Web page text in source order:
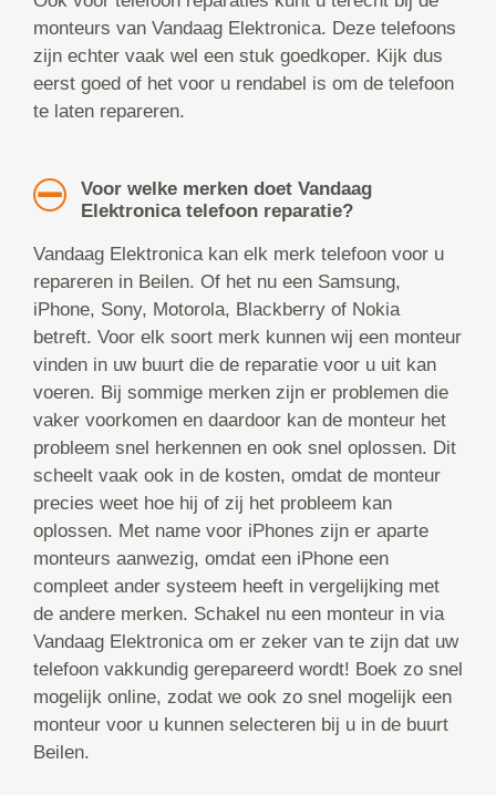
monteurs van Vandaag Elektronica. Deze telefoons
zijn echter vaak wel een stuk goedkoper. Kijk dus
eerst goed of het voor u rendabel is om de telefoon
te laten repareren.
Voor welke merken doet Vandaag
Elektronica telefoon reparatie?
Vandaag Elektronica kan elk merk telefoon voor u
repareren in Beilen. Of het nu een Samsung,
iPhone, Sony, Motorola, Blackberry of Nokia
betreft. Voor elk soort merk kunnen wij een monteur
vinden in uw buurt die de reparatie voor u uit kan
voeren. Bij sommige merken zijn er problemen die
vaker voorkomen en daardoor kan de monteur het
probleem snel herkennen en ook snel oplossen. Dit
scheelt vaak ook in de kosten, omdat de monteur
precies weet hoe hij of zij het probleem kan
oplossen. Met name voor iPhones zijn er aparte
monteurs aanwezig, omdat een iPhone een
compleet ander systeem heeft in vergelijking met
de andere merken. Schakel nu een monteur in via
Vandaag Elektronica om er zeker van te zijn dat uw
telefoon vakkundig gerepareerd wordt! Boek zo snel
mogelijk online, zodat we ook zo snel mogelijk een
monteur voor u kunnen selecteren bij u in de buurt
Beilen.